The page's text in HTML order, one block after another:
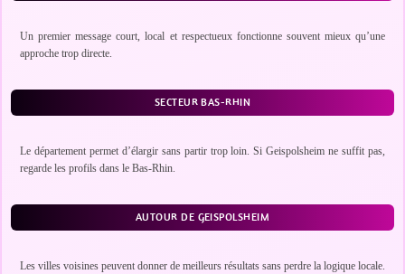
Un premier message court, local et respectueux fonctionne souvent mieux qu’une
approche trop directe.
SECTEUR BAS-RHIN
Le département permet d’élargir sans partir trop loin. Si Geispolsheim ne suffit pas,
regarde les profils dans le Bas-Rhin.
AUTOUR DE GEISPOLSHEIM
Les villes voisines peuvent donner de meilleurs résultats sans perdre la logique locale.